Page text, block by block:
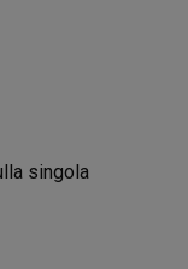
singola